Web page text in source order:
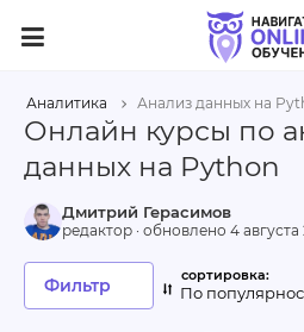
Аналитика Анализ данных на
Онлайн курсы по
данных на Python
Дмитрий Герасимов
редактор · обновлено 4
Фильтр По